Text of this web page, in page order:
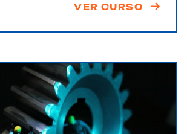
VER CURSO